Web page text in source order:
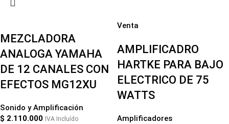
MEZCLADORA
ANALOGA YAMAHA
DE 12 CANALES CON
EFECTOS MG12XU
Sonido y Amplificación
$ 2.110.000 IVA Incluído
Venta
AMPLIFICADRO
HARTKE PARA BAJO
ELECTRICO DE 75
WATTS
Amplificadores